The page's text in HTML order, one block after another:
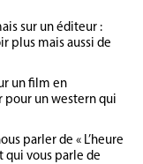
sur un éditeur :
plus mais aussi de
un film en
pour un western qui
parler de « L’heure
qui vous parle de